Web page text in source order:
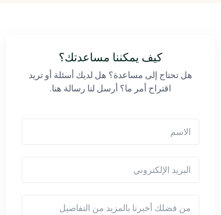
كيف يمكننا مساعدتك؟
هل تحتاج إلى مساعدة؟ هل لديك أسئلة أو تريد
اقتراح أمر ما؟ أرسل لنا رسالة هنا.